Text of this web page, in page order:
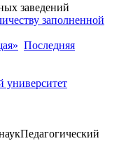
заведений
заполненной
Последняя
университет
Педагогический